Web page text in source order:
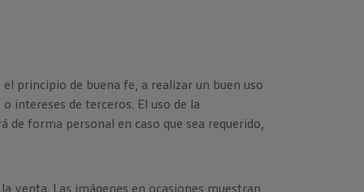
principio de buena fe, a realizar un buen uso
intereses de terceros. El uso de la
forma personal en caso que sea requerido,
venta. Las imágenes en ocasiones muestran